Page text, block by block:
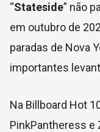
“Stateside” não
em outubro de
paradas de Nova
importantes
Na Billboard Hot
PinkPantheress e